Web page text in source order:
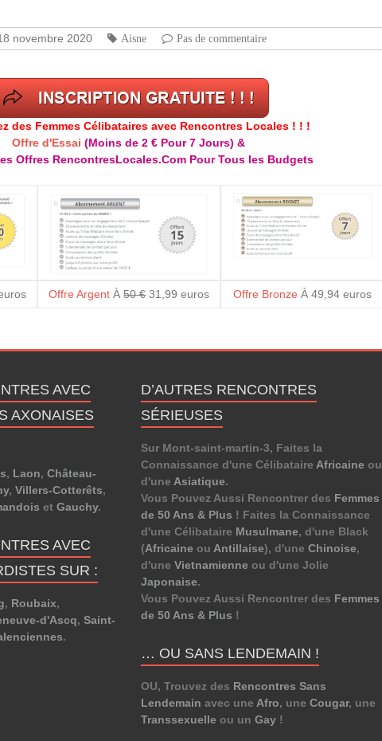
novembre 2020 Aisne Pas de commentaire
des Femmes Célibataires avec Rencontres Locales ! ! !
Offre d'Essai (Moins de 2 € Pour 7 Jours) &
Offres RencontresLocales.Com Pour Tous les Budgets
Offre Argent À50 €31,99 euros Offre Bronze À 49,94 euros
AVEC
AXONAISES
, Laon, Château-
, Villers-Cotterêts,
et Gauchy.
AVEC
SUR :
, Roubaix,
d'Ascq, Saint-
.
D’AUTRES RENCONTRES
SÉRIEUSES
Sur Mont-saint-martin-3, Faites la
Connaissance d'une Célibataire Africaine ou
d'une Asiatique.
Vous Pouvez Aussi Rencontrer des Femmes
de 50 Ans & Plus ! Faites la Connaissance
d'une Célibataire Musulmane, d'une Black
(Africaine ou Antillaise), d'une Chinoise,
d'une Vietnamienne ou d'une Jolie
Japonaise.
Vous Pouvez Aussi Rencontrer des Femmes
de 50 Ans & Plus !
… OU SANS LENDEMAIN !
OU, Trouvez des Rencontres Sans
Lendemain avec une Afro, une Cougar, une
Transsexuelle ou un Gay !